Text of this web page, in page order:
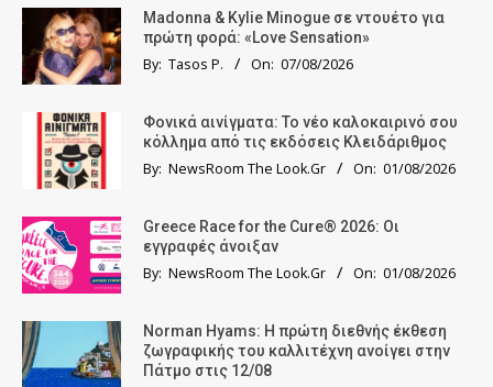
Madonna & Kylie Minogue σε ντουέτο για
πρώτη φορά: «Love Sensation»
By: Tasos P. On: 07/08/2026
Φονικά αινίγματα: Το νέο καλοκαιρινό σου
κόλλημα από τις εκδόσεις Κλειδάριθμος
By: NewsRoom The Look.Gr On: 01/08/2026
Greece Race for the Cure® 2026: Οι
εγγραφές άνοιξαν
By: NewsRoom The Look.Gr On: 01/08/2026
Norman Hyams: Η πρώτη διεθνής έκθεση
ζωγραφικής του καλλιτέχνη ανοίγει στην
Πάτμο στις 12/08